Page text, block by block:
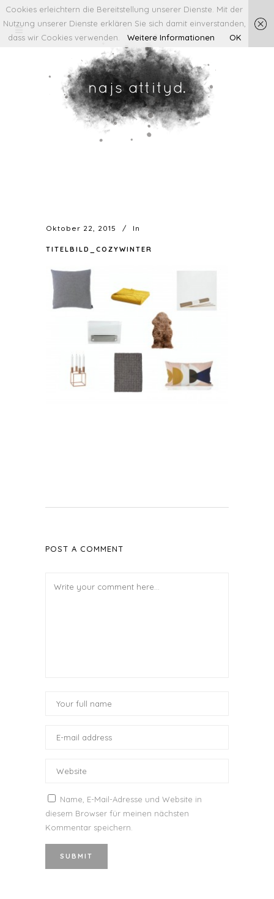
Oktober 22, 2015 In
TITELBILD_COZYWINTER
POST A COMMENT
Name, E-Mail-Adresse und Website in
diesem Browser für meinen nächsten
Kommentar speichern.
Cookies erleichtern die Bereitstellung unserer Dienste. Mit der
Nutzung unserer Dienste erklären Sie sich damit einverstanden,
dass wir Cookies verwenden.
Weitere Informationen OK